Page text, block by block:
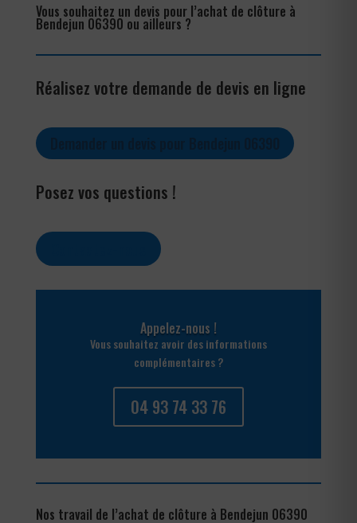
Vous souhaitez un devis pour l’achat de clôture à
Bendejun 06390 ou ailleurs ?
Réalisez votre demande de devis en ligne
Posez vos questions !
Appelez-nous !
Vous souhaitez avoir des informations
complémentaires ?
04 93 74 33 76
Nos travail de l’achat de clôture à Bendejun 06390